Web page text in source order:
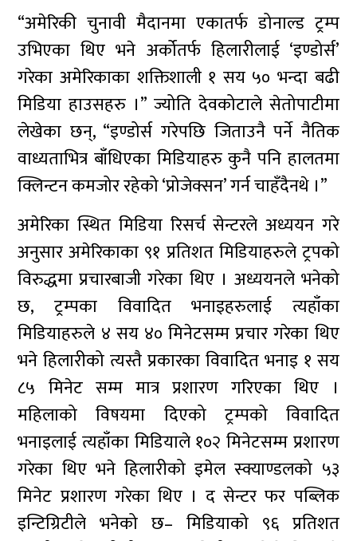
“अमेरिकी चुनावी मैदानमा एकातर्फ डोनाल्ड ट्रम्प
उभिएका थिए भने अर्कोतर्फ हिलारीलाई ‘इण्डोर्स’
गरेका अमेरिकाका शक्तिशाली १ सय ५० भन्दा बढी
मिडिया हाउसहरु ।” ज्योति देवकोटाले सेतोपाटीमा
लेखेका छन्, “इण्डोर्स गरेपछि जिताउनै पर्ने नैतिक
वाध्यताभित्र बाँधिएका मिडियाहरु कुनै पनि हालतमा
क्लिन्टन कमजोर रहेको ‘प्रोजेक्सन’ गर्न चाहँदैनथे ।”
अमेरिका स्थित मिडिया रिसर्च सेन्टरले अध्ययन गरे
अनुसार अमेरिकाका ९१ प्रतिशत मिडियाहरुले ट्रपको
विरुद्धमा प्रचारबाजी गरेका थिए । अध्ययनले भनेको
छ, ट्रम्पका विवादित भनाइहरुलाई त्यहाँका
मिडियाहरुले ४ सय ४० मिनेटसम्म प्रचार गरेका थिए
भने हिलारीको त्यस्तै प्रकारका विवादित भनाइ १ सय
८५ मिनेट सम्म मात्र प्रशारण गरिएका थिए ।
महिलाको विषयमा दिएको ट्रम्पको विवादित
भनाइलाई त्यहाँका मिडियाले १०२ मिनेटसम्म प्रशारण
गरेका थिए भने हिलारीको इमेल स्क्याण्डलको ५३
मिनेट प्रशारण गरेका थिए । द सेन्टर फर पब्लिक
इन्टिग्रिटीले भनेको छ– मिडियाको ९६ प्रतिशत